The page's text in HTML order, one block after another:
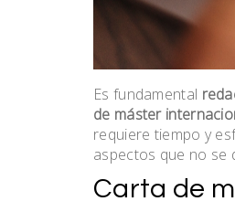
Es fundamental
de máster
requiere tiempo y
aspectos que no se
Carta de